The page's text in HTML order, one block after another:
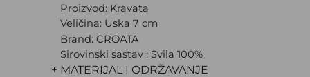
Proizvod: Kravata
Veličina: Uska 7 cm
Brand: CROATA
Sirovinski sastav : Svila 100%
+ MATERIJAL I ODRŽAVANJE